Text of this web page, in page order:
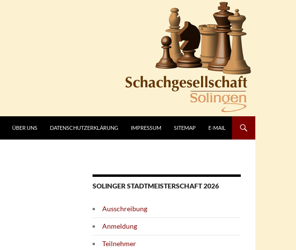
ÜBER UNS DATENSCHUTZERKLÄRUNG IMPRESSUM SITEMAP E-MAIL
SOLINGER STADTMEISTERSCHAFT 2026
Ausschreibung
Anmeldung
Teilnehmer